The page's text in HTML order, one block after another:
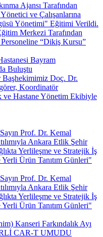
Ajansı Tarafından
ve Çalışanlarına
Yönetimi" Eğitimi Verildi.
Merkezi Tarafından
“Dikiş Kursu”
Bayram
Buluştu
Doç. Dr.
Koordinatör
ve Hastane Yönetim Ekibiyle
Prof. Dr. Kemal
Ankara Etlik Şehir
Yerlileşme ve Stratejik İş
Ürün Tanıtım Günleri"
Prof. Dr. Kemal
Ankara Etlik Şehir
Yerlileşme ve Stratejik İş
Ürün Tanıtım Günleri"
Kanseri Farkındalık Ayı
CAR-T UMUDU